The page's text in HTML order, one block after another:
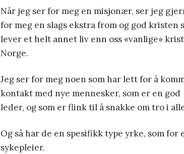
Når jeg ser for meg en misjonær, ser jeg
for meg en slags ekstra from og god kristen
lever et helt annet liv enn oss «vanlige»
Norge.
Jeg ser for meg noen som har lett for å
kontakt med nye mennesker, som er en god
leder, og som er flink til å snakke om tro i
Og så har de en spesifikk type yrke, som
sykepleier.